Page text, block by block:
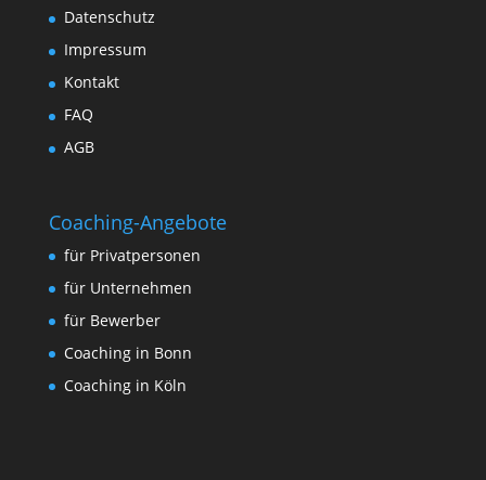
Datenschutz
Impressum
Kontakt
FAQ
AGB
Coaching-Angebote
für Privatpersonen
für Unternehmen
für Bewerber
Coaching in Bonn
Coaching in Köln